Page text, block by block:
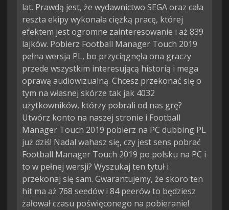
lat. Prawdą jest, że wydawnictwo SEGA oraz cała
reszta ekipy wykonała ciężką pracę, której
efektem jest ogromne zainteresowanie i aż 839
lajków. Pobierz Football Manager Touch 2019
pełna wersja PL, bo przyciągnęła ona graczy
przede wszystkim interesującą historią i mega
oprawą audiowizualną. Chcesz przekonać się o
tym na własnej skórze tak jak 4032
użytkowników, którzy pobrali od nas grę?
Utwórz konto na naszej stronie i Football
Manager Touch 2019 pobierz na PC dubbing PL
już dziś! Nadal wahasz się, czy jest sens pobrać
Football Manager Touch 2019 po polsku na PC i
to w pełnej wersji? Wyszukaj ten tytuł i
przekonaj się sam. Gwarantujemy, że skoro ten
hit ma aż 768 seedów i 84 peerów to będziesz
żałował czasu poświęconego na pobieranie!